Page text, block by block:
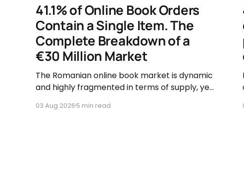
41.1% of Online Book Orders
Contain a Single Item. The
Complete Breakdown of a
€30 Million Market
The Romanian online book market is dynamic
and highly fragmented in terms of supply, yet
when it comes to user behavior.
03 Aug 2026 5 min read